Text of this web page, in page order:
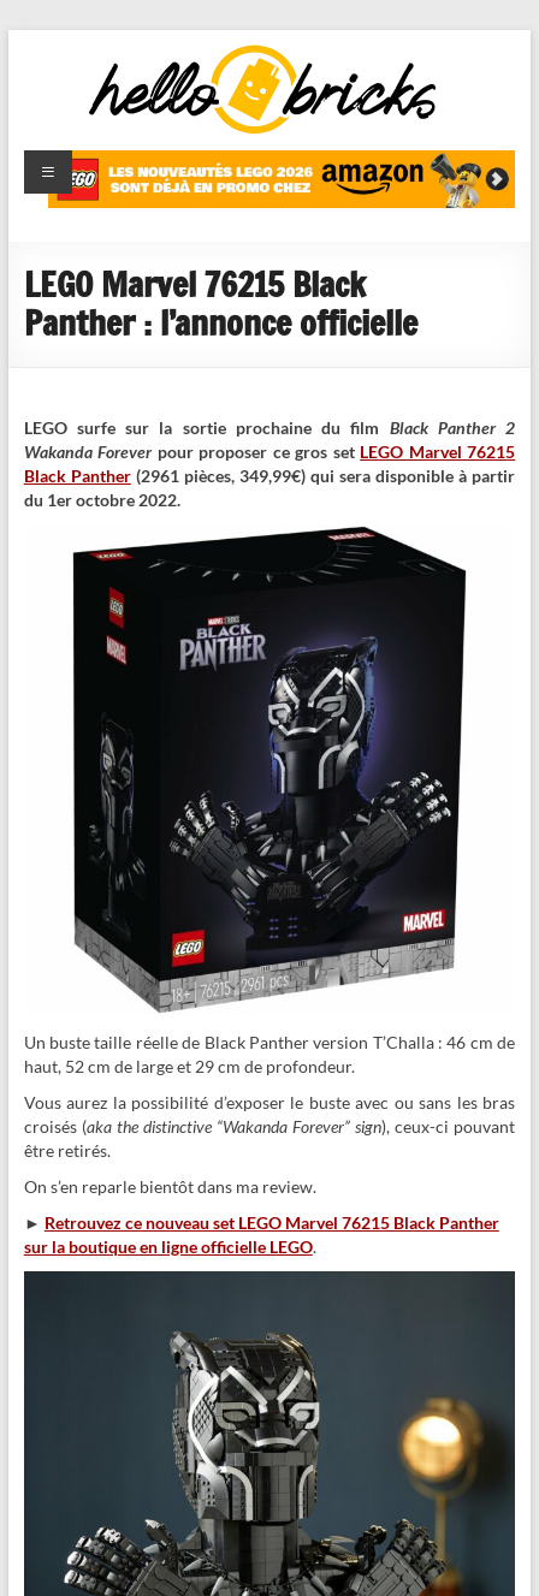
HelloBricks
Blog LEGO,
nouveaut�s
reviews
LEGO Marvel 76215 Black
Panther : l’annonce officielle
LEGO surfe sur la sortie prochaine du film Black Panther 2
Wakanda Foreverpour proposer ce gros set LEGO Marvel 76215
Black Panther(2961 pièces, 349,99€) qui sera disponible à partir
du 1er octobre 2022.
Un buste taille réelle de Black Panther version T’Challa : 46 cm de
haut, 52 cm de large et 29 cm de profondeur.
Vous aurez la possibilité d’exposer le buste avec ou sans les bras
croisés (aka the distinctive “Wakanda Forever” sign), ceux-ci pouvant
être retirés.
On s’en reparle bientôt dans ma review.
► Retrouvez ce nouveau set LEGO Marvel 76215 Black Panther
sur la boutique en ligne officielle LEGO.